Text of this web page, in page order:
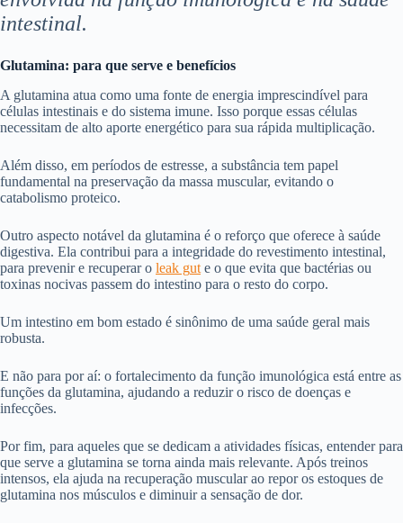
intestinal.
Glutamina: para que serve e benefícios
A glutamina atua como uma fonte de energia imprescindível para
células intestinais e do sistema imune. Isso porque essas células
necessitam de alto aporte energético para sua rápida multiplicação.
Além disso, em períodos de estresse, a substância tem papel
fundamental na preservação da massa muscular, evitando o
catabolismo proteico.
Outro aspecto notável da glutamina é o reforço que oferece à saúde
digestiva. Ela contribui para a integridade do revestimento intestinal,
para prevenir e recuperar o leak gut e o que evita que bactérias ou
toxinas nocivas passem do intestino para o resto do corpo.
Um intestino em bom estado é sinônimo de uma saúde geral mais
robusta.
E não para por aí: o fortalecimento da função imunológica está entre as
funções da glutamina, ajudando a reduzir o risco de doenças e
infecções.
Por fim, para aqueles que se dedicam a atividades físicas, entender para
que serve a glutamina se torna ainda mais relevante. Após treinos
intensos, ela ajuda na recuperação muscular ao repor os estoques de
glutamina nos músculos e diminuir a sensação de dor.